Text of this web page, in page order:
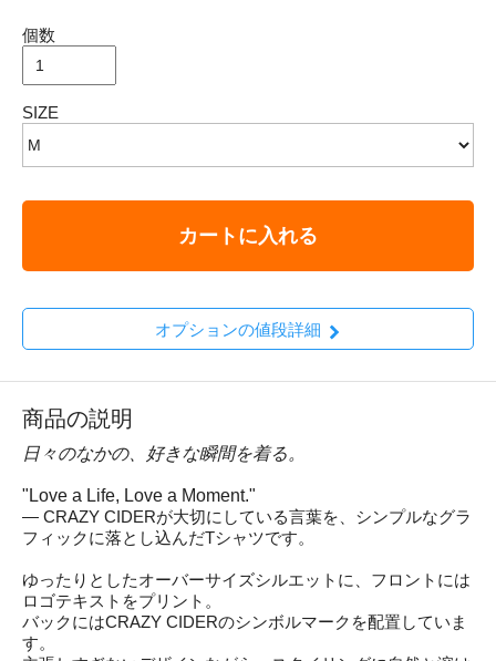
個数
SIZE
カートに入れる
オプションの値段詳細
商品の説明
日々のなかの、好きな瞬間を着る。
"Love a Life, Love a Moment."
— CRAZY CIDERが大切にしている言葉を、シンプルなグラ
フィックに落とし込んだTシャツです。
ゆったりとしたオーバーサイズシルエットに、フロントには
ロゴテキストをプリント。
バックにはCRAZY CIDERのシンボルマークを配置していま
す。